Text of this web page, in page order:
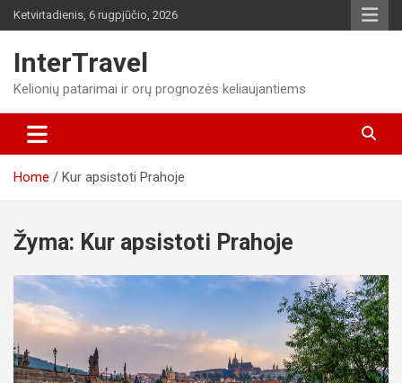
Skip
to
Ketvirtadienis, 6 rugpjūčio, 2026
InterTravel
Kelionių patarimai ir orų prognozės keliaujantiems
Home Kur apsistoti Prahoje
Žyma: Kur apsistoti Prahoje